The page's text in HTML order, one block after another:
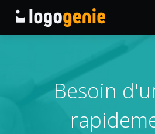
Générateur de logo IA
Idées de logos
Besoin